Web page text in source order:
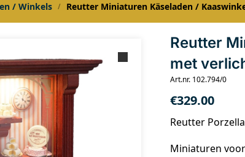
/ Winkels / Reutter Miniaturen Käseladen /
Reutter
met
Art.nr. 102.794/0
€329.00
Reutter
Miniaturen